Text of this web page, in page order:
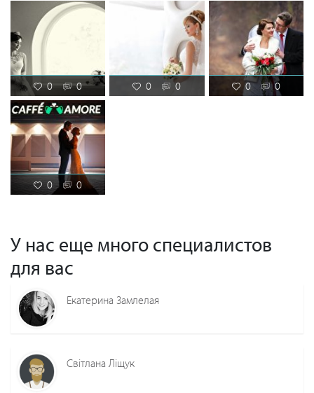
0 0 0 0 0 0
0 0
У нас еще много специалистов
для вас
Екатерина Замлелая
Світлана Ліщук